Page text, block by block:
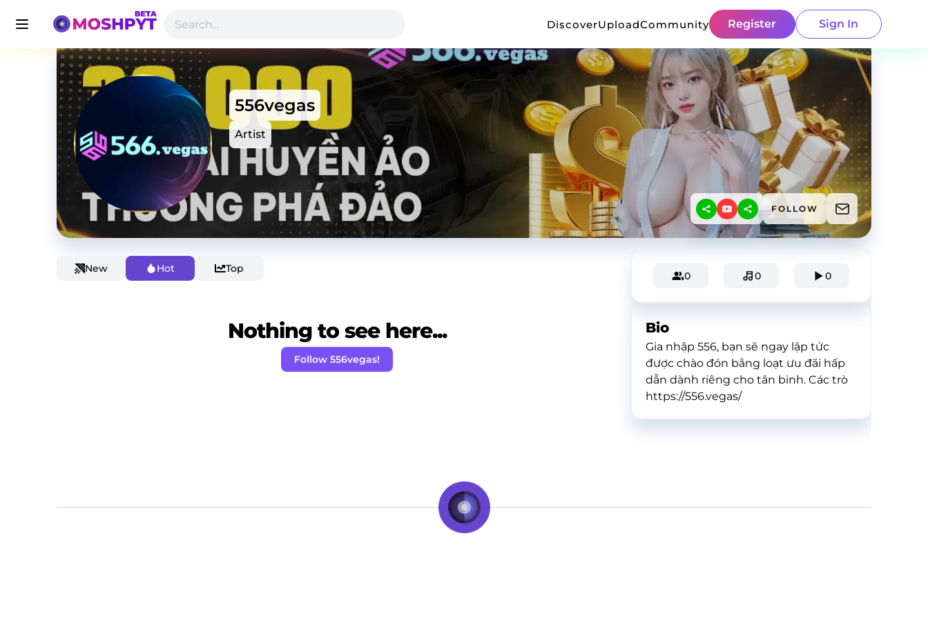
DiscoverUploadCommunity Register Sign In
556vegas
Artist
FOLLOW
New Hot Top
Nothing to see here...
Follow 556vegas!
0 0 0
Bio
Gia nhập 556, bạn sẽ ngay lập tức
được chào đón bằng loạt ưu đãi hấp
dẫn dành riêng cho tân binh. Các trò
https://556.vegas/